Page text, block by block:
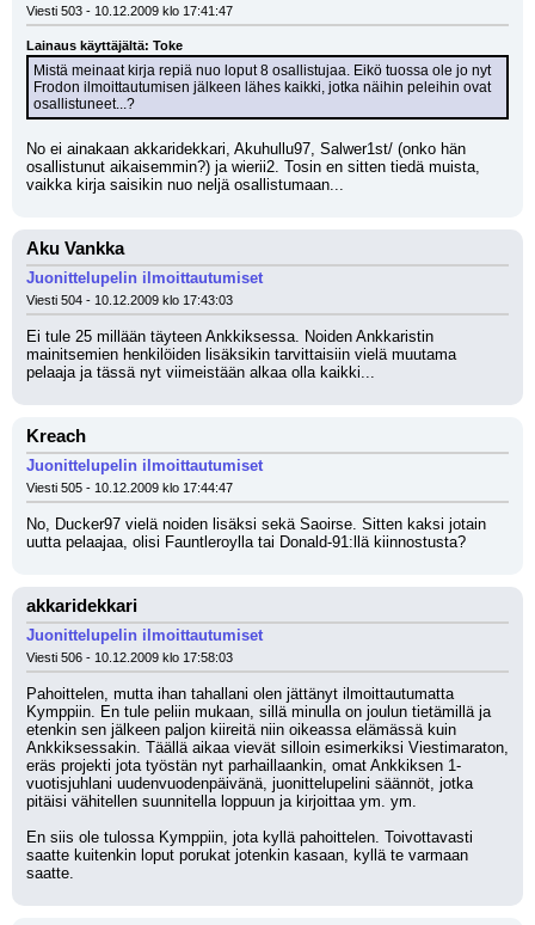
Viesti 503 - 10.12.2009 klo 17:41:47
Lainaus käyttäjältä: Toke
Mistä meinaat kirja repiä nuo loput 8 osallistujaa. Eikö tuossa ole jo nyt
Frodon ilmoittautumisen jälkeen lähes kaikki, jotka näihin peleihin ovat
osallistuneet...?
No ei ainakaan akkaridekkari, Akuhullu97, Salwer1st/ (onko hän
osallistunut aikaisemmin?) ja wierii2. Tosin en sitten tiedä muista,
vaikka kirja saisikin nuo neljä osallistumaan...
Aku Vankka
Juonittelupelin ilmoittautumiset
Viesti 504 - 10.12.2009 klo 17:43:03
Ei tule 25 millään täyteen Ankkiksessa. Noiden Ankkaristin
mainitsemien henkilöiden lisäksikin tarvittaisiin vielä muutama
pelaaja ja tässä nyt viimeistään alkaa olla kaikki...
Kreach
Juonittelupelin ilmoittautumiset
Viesti 505 - 10.12.2009 klo 17:44:47
No, Ducker97 vielä noiden lisäksi sekä Saoirse. Sitten kaksi jotain
uutta pelaajaa, olisi Fauntleroylla tai Donald-91:llä kiinnostusta?
akkaridekkari
Juonittelupelin ilmoittautumiset
Viesti 506 - 10.12.2009 klo 17:58:03
Pahoittelen, mutta ihan tahallani olen jättänyt ilmoittautumatta
Kymppiin. En tule peliin mukaan, sillä minulla on joulun tietämillä ja
etenkin sen jälkeen paljon kiireitä niin oikeassa elämässä kuin
Ankkiksessakin. Täällä aikaa vievät silloin esimerkiksi Viestimaraton,
eräs projekti jota työstän nyt parhaillaankin, omat Ankkiksen 1-
vuotisjuhlani uudenvuodenpäivänä, juonittelupelini säännöt, jotka
pitäisi vähitellen suunnitella loppuun ja kirjoittaa ym. ym.
En siis ole tulossa Kymppiin, jota kyllä pahoittelen. Toivottavasti
saatte kuitenkin loput porukat jotenkin kasaan, kyllä te varmaan
saatte.